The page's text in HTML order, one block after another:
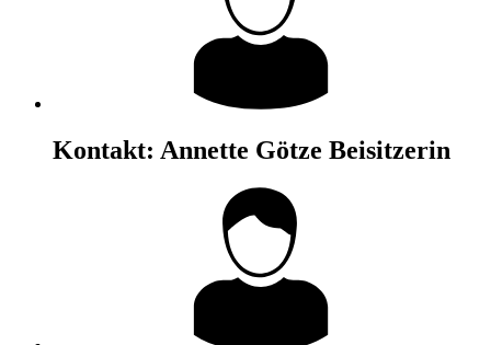
Kontakt: Annette Götze Beisitzerin